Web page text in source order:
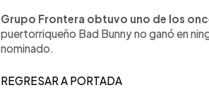
Grupo Frontera obtuvo uno de los
puertorriqueño Bad Bunny no ganó en
nominado.
REGRESAR A PORTADA